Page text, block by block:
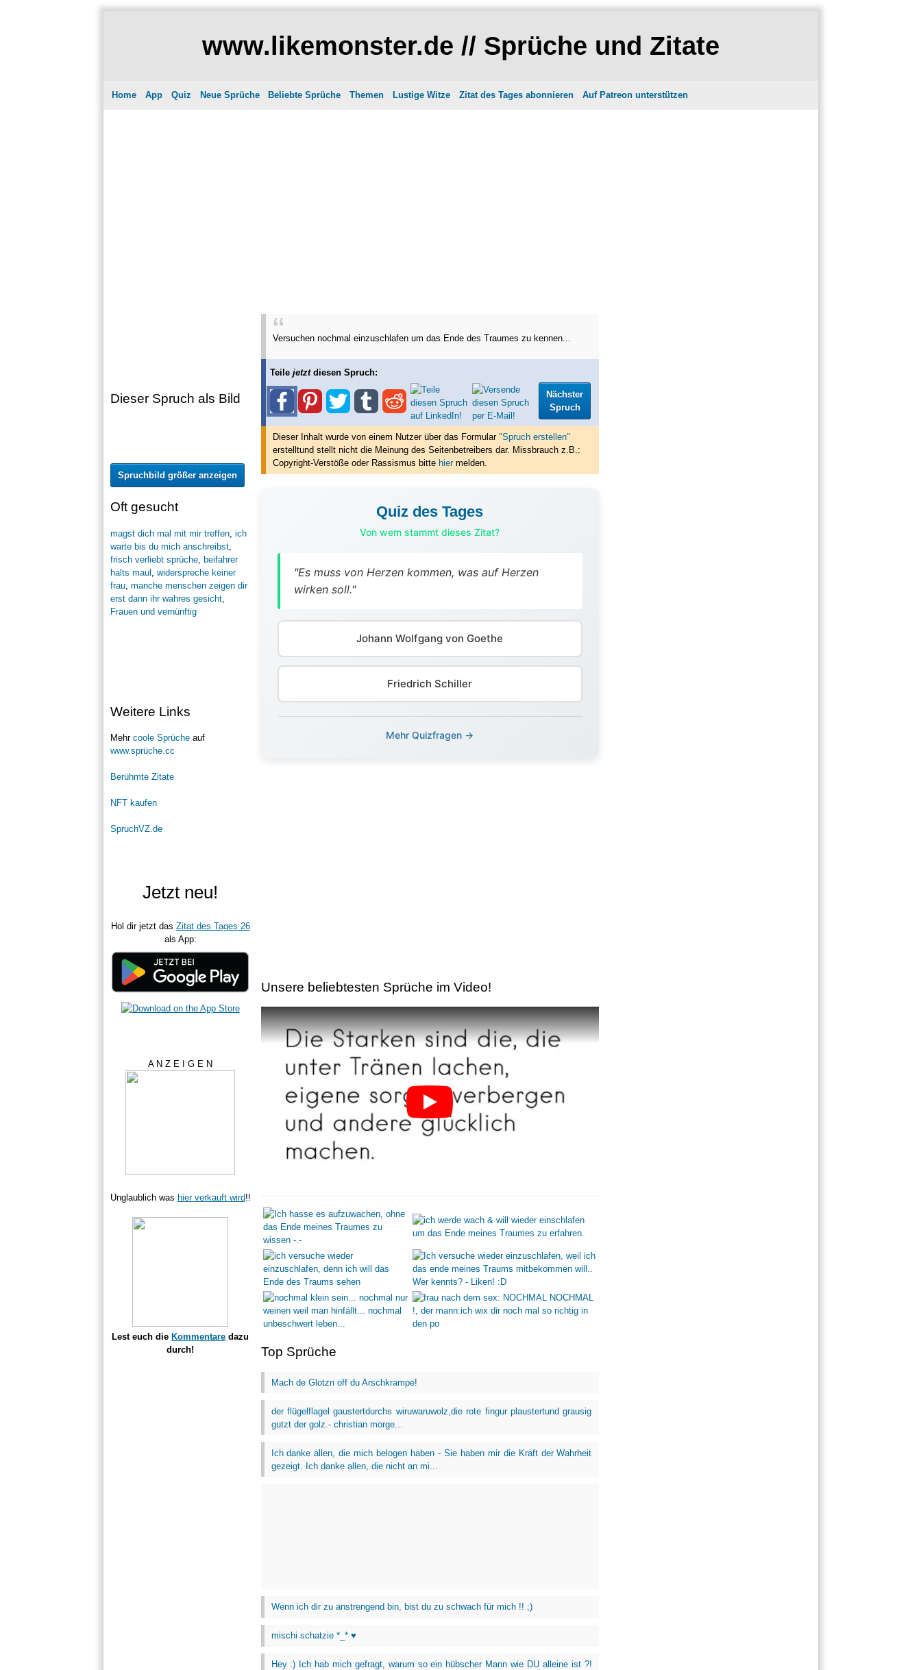
www.likemonster.de // Sprüche und Zitate
Home App Quiz Neue Sprüche Beliebte Sprüche Themen Lustige Witze Zitat des Tages abonnieren Auf Patreon unterstützen
Dieser Spruch als Bild
Spruchbild größer anzeigen
Oft gesucht
magst dich mal mit mir treffen, ich
warte bis du mich anschreibst,
frisch verliebt sprüche, beifahrer
halts maul widerspreche keiner
frau, manche menschen zeigen dir
erst dann ihr wahres gesicht,
Frauen und vernünftig
Weitere Links
Mehr coole Sprücheauf
www.sprüche.cc
Berühmte Zitate
NFT kaufen
SpruchVZ.de
Jetzt neu!
Hol dir jetzt das Zitat des Tages 26
als App:
A N Z E I G E N
Unglaublich was hier verkauft wird!!
Lest euch die Kommentare dazu
durch!
Versuchen nochmal einzuschlafen um das Ende des Traumes zu kennen...
Teile jetztdiesen Spruch:
Nächster
Spruch
Dieser Inhalt wurde von einem Nutzer über das Formular "Spruch erstellen"
erstelltund stellt nicht die Meinung des Seitenbetreibers dar. Missbrauch z.B.:
Copyright-Verstöße oder Rassismus bitte hiermelden.
Quiz des Tages
Von wem stammt dieses Zitat?
"Es muss von Herzen kommen, was auf Herzen
wirken soll."
Johann Wolfgang von Goethe
Friedrich Schiller
Mehr Quizfragen →
Unsere beliebtesten Sprüche im Video!
Top Sprüche
Mach de Glotzn off du Arschkrampe!
der flügelflagel gaustertdurchs wiruwaruwolz,die rote fingur plaustertund grausig
gutzt der golz.- christian morge...
Ich danke allen, die mich belogen haben - Sie haben mir die Kraft der Wahrheit
gezeigt. Ich danke allen, die nicht an mi...
Wenn ich dir zu anstrengend bin, bist du zu schwach für mich !! ;)
mischi schatzie *_* ♥
Hey :) Ich hab mich gefragt, warum so ein hübscher Mann wie DU alleine ist ?!